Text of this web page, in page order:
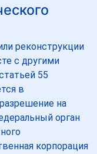
реконструкции
с другими
55
в
на
орган
корпорация